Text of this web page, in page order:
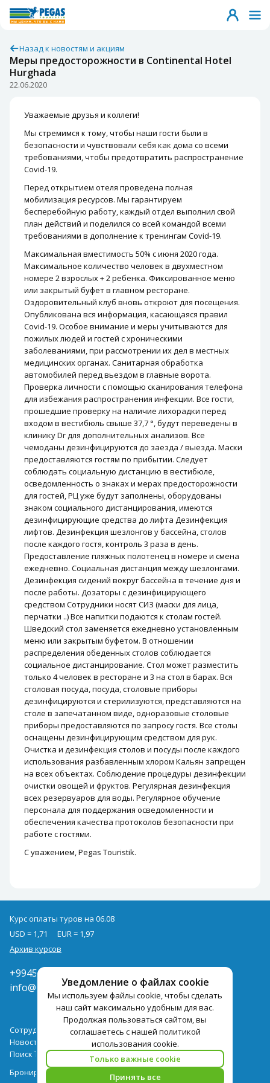
Назад к новостям и акциям
Меры предосторожности в Continental Hotel
Hurghada
22.06.2020
Уважаемые друзья и коллеги!
Мы стремимся к тому, чтобы наши гости были в
безопасности и чувствовали себя как дома со всеми
требованиями, чтобы предотвратить распространение
Covid-19.
Перед открытием отеля проведена полная
мобилизация ресурсов. Мы гарантируем
бесперебойную работу, каждый отдел выполнил свой
план действий и поделился со всей командой всеми
требованиями в дополнение к тренингам Covid-19.
Максимальная вместимость 50% с июня 2020 года.
Максимальное количество человек в двухместном
номере 2 взрослых + 2 ребенка. Фиксированное меню
или закрытый буфет в главном ресторане.
Оздоровительный клуб вновь откроют для посещения.
Опубликована вся информация, касающаяся правил
Covid-19. Особое внимание и меры учитываются для
пожилых людей и гостей с хроническими
заболеваниями, при рассмотрении их дел в местных
медицинских органах. Санитарная обработка
автомобилей перед вьездом в главные ворота.
Проверка личности с помощью сканирования телефона
для избежания распространения инфекции. Все гости,
прошедшие проверку на наличие лихорадки перед
входом в вестибюль свыше 37,7 °, будут переведены в
клинику Dr для дополнительных анализов. Все
чемоданы дезинфицируются до заезда / выезда. Маски
предоставляются гостям по прибытии. Следует
соблюдать социальную дистанцию ​​в вестибюле,
осведомленность о знаках и мерах предосторожности
для гостей, РЦ уже будут заполнены, оборудованы
знаком социального дистанцирования, имеются
дезинфицирующие средства до лифта Дезинфекция
лифтов. Дезинфекция шезлонгов у бассейна, столов
после каждого гостя, контроль 3 раза в день.
Предоставление пляжных полотенец в номере и смена
ежедневно. Социальная дистанция ​​между шезлонгами.
Дезинфекция сидений вокруг бассейна в течение дня и
после работы. Дозаторы с дезинфицирующего
средством Сотрудники носят СИЗ (маски для лица,
перчатки ..) Все напитки подаются к столам гостей.
Шведский стол заменяется ежедневно установленным
меню или закрытым буфетом. В отношении
распределения обеденных столов соблюдается
социальное дистанцирование. Стол может разместить
только 4 человек в ресторане и 3 на стол в барах. Вся
столовая посуда, посуда, столовые приборы
дезинфицируются и стерилизуются, представляются на
столе в запечатанном виде, одноразовые столовые
приборы предоставляются по запросу гостя. Все столы
оснащены дезинфицирующим средством для рук.
Очистка и дезинфекция столов и посуды после каждого
использования разбавленным хлором Кальян запрещен
на всех объектах. Соблюдение процедуры дезинфекции
очистки овощей и фруктов. Регулярная дезинфекция
всех резервуаров для воды. Регулярное обучение
персонала для поддержания осведомленности и
обеспечения качества протоколов безопасности при
работе с гостями.
С уважением, Pegas Touristik.
Уведомление о файлах cookie
Мы используем файлы cookie, чтобы сделать
наш сайт максимально удобным для вас.
Продолжая пользоваться сайтом, вы
соглашаетесь с нашей политикой
использования cookie.
Только важные cookie
Принять все
Курс оплаты туров на 06.08
USD = 1,71
EUR = 1,97
Архив курсов
+994502285435
info@pegast.az
Сотрудничество
Новости
Поиск Тура
Бронирование Отелей